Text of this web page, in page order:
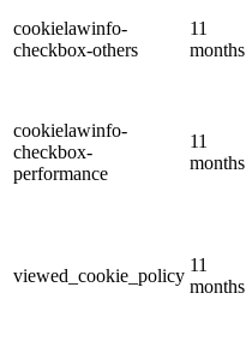
cookielawinfo-
checkbox-others
11
months
cookielawinfo-
checkbox-
performance
11
months
viewed_cookie_policy
11
months